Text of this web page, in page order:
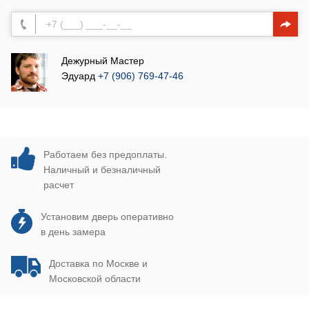
Дежурный Мастер
Эдуард +7 (906) 769-47-46
Работаем без предоплаты.
Наличный и безналичный
расчет
Установим дверь оперативно
в день замера
Доставка по Москве и
Московской области